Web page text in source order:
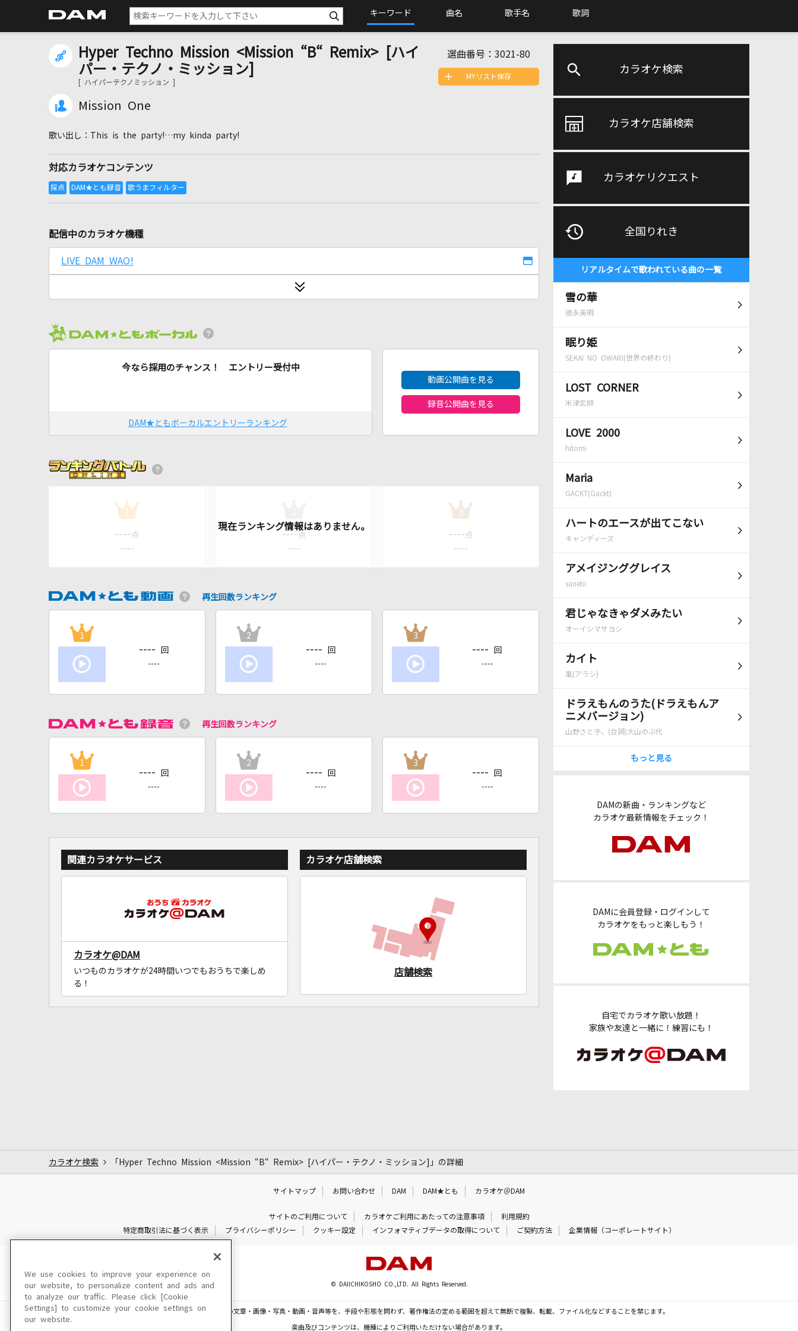
キーワード 曲名 歌手名 歌詞
カラオケ検索
カラオケ店舗検索
カラオケリクエスト
全国りれき
リアルタイムで歌われている曲の一覧
雪の華
徳永英明
眠り姫
SEKAI NO OWARI(世界の終わり)
LOST CORNER
米津玄師
LOVE 2000
hitomi
Maria
GACKT(Gackt)
ハートのエースが出てこない
キャンディーズ
アメイジンググレイス
sanetii
君じゃなきゃダメみたい
オーイシマサヨシ
カイト
嵐(アラシ)
ドラえもんのうた(ドラえもんア
ニメバージョン)
山野さと子、(台詞)大山のぶ代
もっと見る
DAMの新曲・ランキングなど
カラオケ最新情報をチェック！
DAMに会員登録・ログインして
カラオケをもっと楽しもう！
自宅でカラオケ歌い放題！
家族や友達と一緒に！練習にも！
Hyper Techno Mission <Mission “B“ Remix> [ハイ
パー・テクノ・ミッション]
[ ハイパーテクノミッション ]
Mission One
選曲番号： 3021-80
This is the party!…my kinda party!
対応カラオケコンテンツ
MYリスト保存
配信中のカラオケ機種
LIVE DAM WAO!
今なら採用のチャンス！ エントリー受付中
DAM★ともボーカルエントリーランキング
動画公開曲を見る
録音公開曲を見る
1
---- 点
----
---- 点
----
3
---- 点
----
再生回数ランキング
1
---- 回
----
2
---- 回
----
3
---- 回
----
再生回数ランキング
1
---- 回
----
2
---- 回
----
3
---- 回
----
関連カラオケサービス
カラオケ@DAM
いつものカラオケが24時間いつでもおうちで楽しめ
る！
カラオケ店舗検索
店舗検索
カラオケ検索 「Hyper Techno Mission <Mission “B“ Remix> [ハイパー・テクノ・ミッション]」の詳細
サイトマップ お問い合わせ DAM DAM★とも カラオケ＠DAM
サイトのご利用について カラオケご利用にあたっての注意事項
利用規約
特定商取引法に基づく表示
プライバシーポリシー クッキー設定 インフォマティブデータの取得について ご契約方法 企業情報（コーポレートサイト）
© DAIICHIKOSHO CO.,LTD. All Rights Reserved.
このサイトに掲載されている一切の文章・画像・写真・動画・音声等を、手段や形態を問わず、著作権法の定める範囲を超えて無断で複製、転載、ファイル化などすることを禁じます。
楽曲及びコンテンツは、機種によりご利用いただけない場合があります。
We use cookies to improve your experience on
our website, to personalize content and ads and
to analyze our traffic. Please click [Cookie
Settings] to customize your cookie settings on
our website.